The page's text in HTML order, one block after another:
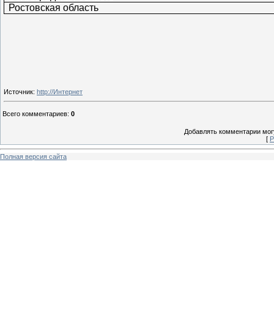
Ростовская область
Источник: http://Интернет
Всего комментариев: 0
Добавлять комментарии
[
Полная версия сайта